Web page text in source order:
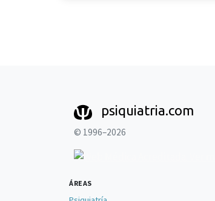
psiquiatria.com
© 1996–2026
ÁREAS